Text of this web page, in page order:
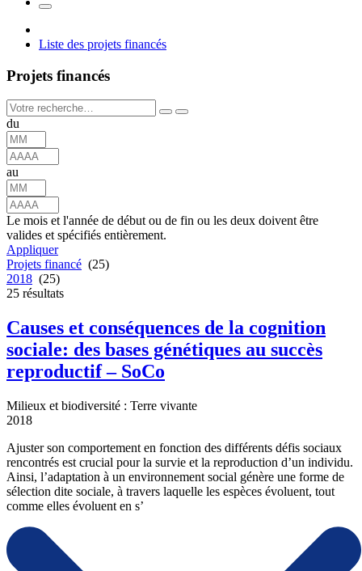
Liste des projets financés
Projets financés
du
au
Le mois et l'année de début ou de fin ou les deux doivent être
valides et spécifiés entièrement.
Appliquer
Projets financé (25)
2018 (25)
25 résultats
Causes et conséquences de la cognition
sociale: des bases génétiques au succès
reproductif – SoCo
Milieux et biodiversité : Terre vivante
2018
Ajuster son comportement en fonction des différents défis sociaux
rencontrés est crucial pour la survie et la reproduction d’un individu.
Ainsi, l’adaptation à un environnement social génère une forme de
sélection dite sociale, à travers laquelle les espèces évoluent, tout
comme elles évoluent en s’